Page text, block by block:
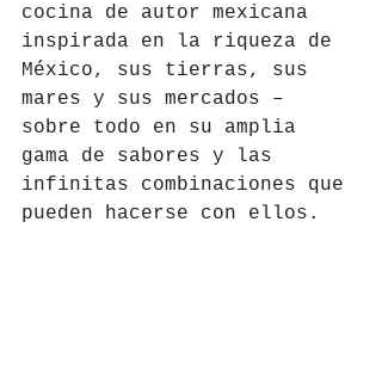
cocina de autor mexicana
inspirada en la riqueza de
México, sus tierras, sus
mares y sus mercados –
sobre todo en su amplia
gama de sabores y las
infinitas combinaciones que
pueden hacerse con ellos.